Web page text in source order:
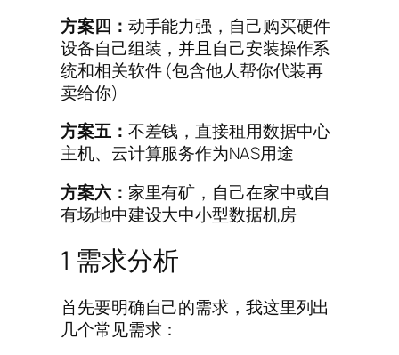
方案四： 动手能力强，自己购买硬件
设备自己组装，并且自己安装操作系
统和相关软件 (包含他人帮你代装再
卖给你)
方案五： 不差钱，直接租用数据中心
主机、云计算服务作为NAS用途
方案六： 家里有矿，自己在家中或自
有场地中建设大中小型数据机房
1 需求分析
首先要明确自己的需求，我这里列出
几个常见需求：